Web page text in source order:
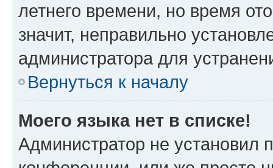
летнего времени, но время
значит, неправильно
администратора для
Вернуться к началу
Моего языка нет в списке!
Администратор не установил